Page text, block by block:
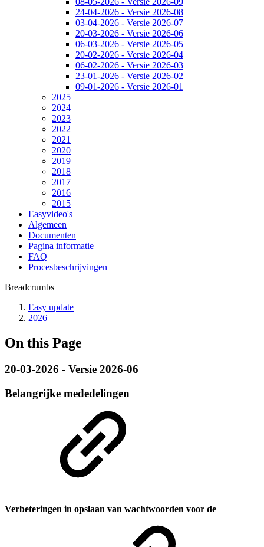
24-04-2026 - Versie 2026-08
03-04-2026 - Versie 2026-07
20-03-2026 - Versie 2026-06
06-03-2026 - Versie 2026-05
20-02-2026 - Versie 2026-04
06-02-2026 - Versie 2026-03
23-01-2026 - Versie 2026-02
09-01-2026 - Versie 2026-01
2025
2024
2023
2022
2021
2020
2019
2018
2017
2016
2015
Easyvideo's
Algemeen
Documenten
Pagina informatie
FAQ
Procesbeschrijvingen
Breadcrumbs
Easy update
2026
On this Page
20-03-2026 - Versie 2026-06
Belangrijke mededelingen
Verbeteringen in opslaan van wachtwoorden voor de